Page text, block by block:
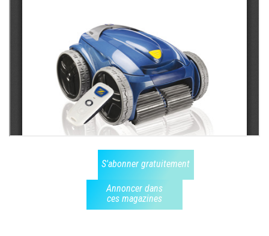
S'abonner gratuitement
Annoncer dans
ces magazines